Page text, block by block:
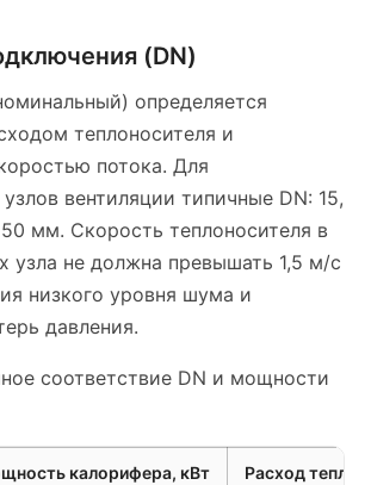
(DN)
определяется
теплоносителя и
потока. Для
вентиляции типичные DN: 15,
мм. Скорость теплоносителя в
узла не должна превышать 1,5 м/с
низкого уровня шума и
давления.
соответствие DN и мощности
калорифера, кВт Расход